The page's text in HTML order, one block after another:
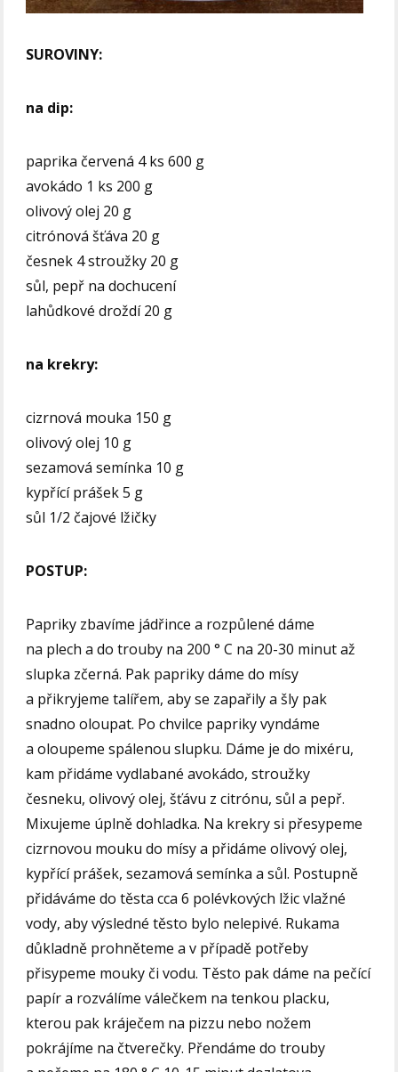
SUROVINY:
na dip:
paprika červená 4 ks 600 g
avokádo 1 ks 200 g
olivový olej 20 g
citrónová šťáva 20 g
česnek 4 stroužky 20 g
sůl, pepř na dochucení
lahůdkové droždí 20 g
na krekry:
cizrnová mouka 150 g
olivový olej 10 g
sezamová semínka 10 g
kypřící prášek 5 g
sůl 1/2 čajové lžičky
POSTUP:
Papriky zbavíme jádřince a rozpůlené dáme
na plech a do trouby na 200 ° C na 20-30 minut až
slupka zčerná. Pak papriky dáme do mísy
a přikryjeme talířem, aby se zapařily a šly pak
snadno oloupat. Po chvilce papriky vyndáme
a oloupeme spálenou slupku. Dáme je do mixéru,
kam přidáme vydlabané avokádo, stroužky
česneku, olivový olej, šťávu z citrónu, sůl a pepř.
Mixujeme úplně dohladka. Na krekry si přesypeme
cizrnovou mouku do mísy a přidáme olivový olej,
kypřící prášek, sezamová semínka a sůl. Postupně
přidáváme do těsta cca 6 polévkových lžic vlažné
vody, aby výsledné těsto bylo nelepivé. Rukama
důkladně prohněteme a v případě potřeby
přisypeme mouky či vodu. Těsto pak dáme na pečící
papír a rozválíme válečkem na tenkou placku,
kterou pak kráječem na pizzu nebo nožem
pokrájíme na čtverečky. Přendáme do trouby